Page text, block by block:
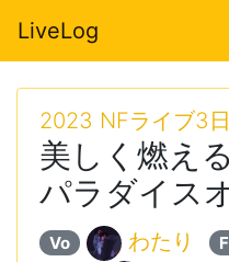
LiveLog
2023 NFライブ3
美しく燃え
パラダイス
Vo わたり